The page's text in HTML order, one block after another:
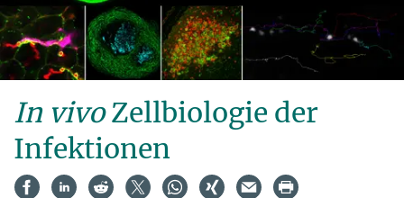
In vivoZellbiologie der
Infektionen